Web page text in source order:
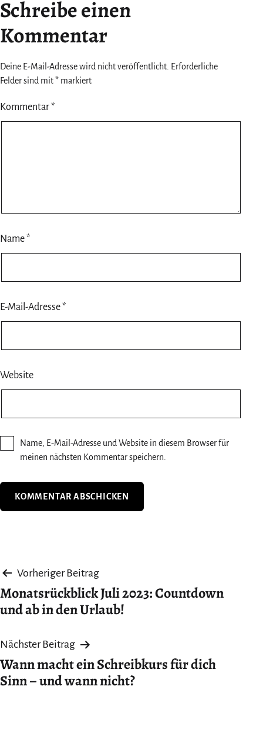
Schreibe einen
Kommentar
Deine E-Mail-Adresse wird nicht veröffentlicht. Erforderliche
Felder sind mit* markiert
Kommentar*
Name*
E-Mail-Adresse*
Website
Name, E-Mail-Adresse und Website in diesem Browser für
meinen nächsten Kommentar speichern.
Beitragsnavigation
Vorheriger Beitrag
Monatsrückblick Juli 2023: Countdown
und ab in den Urlaub!
Nächster Beitrag
Wann macht ein Schreibkurs für dich
Sinn – und wann nicht?